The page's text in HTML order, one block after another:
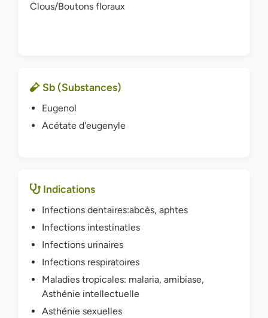
Clous/Boutons floraux
Sb (Substances)
Eugenol
Acétate d'eugenyle
Indications
Infections dentaires:abcès, aphtes
Infections intestinatles
Infections urinaires
Infections respiratoires
Maladies tropicales: malaria, amibiase,
Asthénie intellectuelle
Asthénie sexuelles